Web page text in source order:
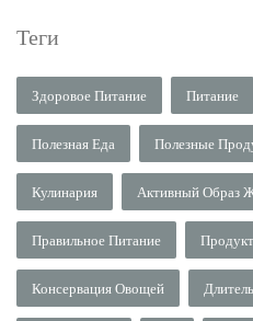
Теги
Здоровое Питание Питание
Полезная Еда Полезные
Кулинария Активный Образ
Правильное Питание
Консервация Овощей